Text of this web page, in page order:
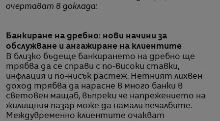
очертават в доклада:
Банкиране на дребно: нови начини за
обслужване и ангажиране на клиентите
В близко бъдеще банкирането на дребно ще
трябва да се справи с по-високи ставки,
инфлация и по-нисък растеж. Нетният лихвен
доход трябва да нарасне в много банки в
световен мащаб, въпреки че напрежението на
жилищния пазар може да намали печалбите.
Междувременно клиентите очакват